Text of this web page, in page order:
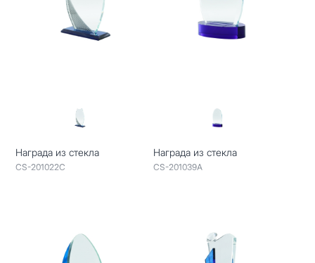
Награда из стекла
CS-201022C
Награда из стекла
CS-201039A